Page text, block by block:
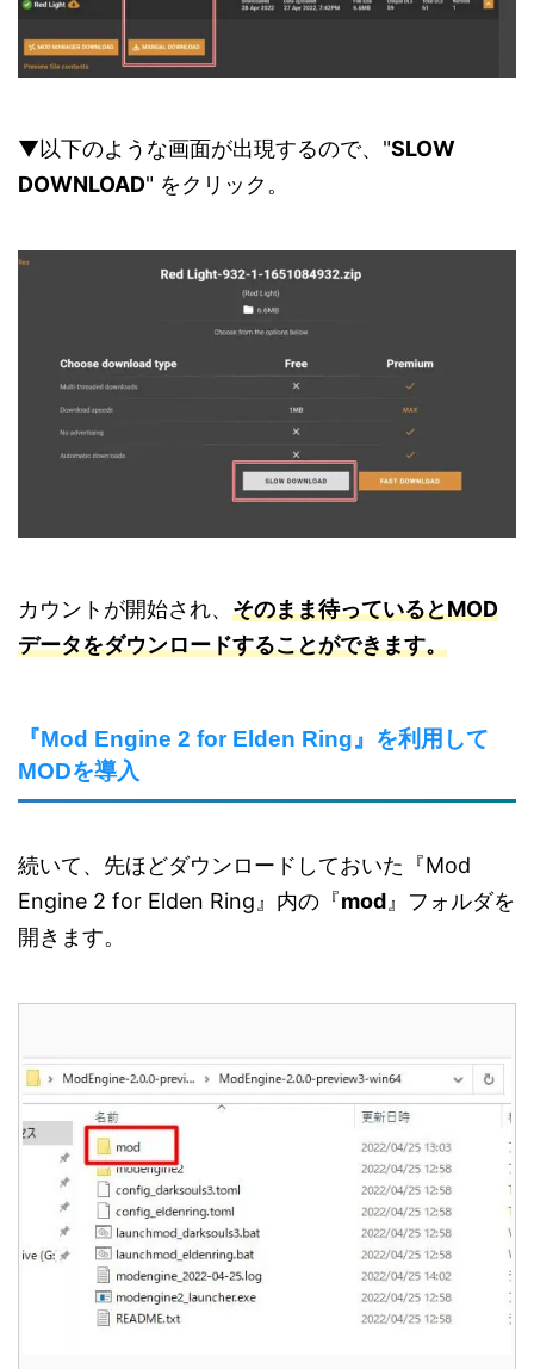
▼以下のような画面が出現するので、"SLOW
DOWNLOAD" をクリック。
カウントが開始され、 そのまま待っているとMOD
データをダウンロードすることができます。
『Mod Engine 2 for Elden Ring』を利用して
MODを導入
続いて、先ほどダウンロードしておいた『Mod
Engine 2 for Elden Ring』内の『mod 』フォルダを
開きます。